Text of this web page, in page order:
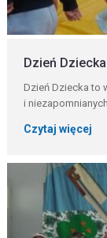
Dzień Dziecka
Dzień Dziecka to
i
Czytaj więcej